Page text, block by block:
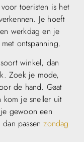
toeristen is het
Je hoeft
werkdag en je
ontspanning.
winkel, dan
Zoek je mode,
de hand. Gaat
kom je sneller uit
gewoon een
dan passenzondag